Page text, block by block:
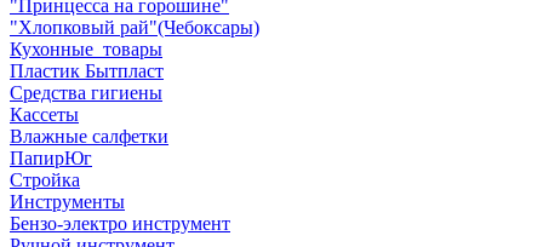
"Принцесса на горошине"
"Хлопковый рай"(Чебоксары)
Кухонные_товары
Пластик Бытпласт
Средства гигиены
Кассеты
Влажные салфетки
ПапирЮг
Стройка
Инструменты
Бензо-электро инструмент